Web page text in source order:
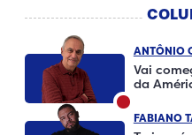
ANTÔNIO
Vai
da
FABIANO